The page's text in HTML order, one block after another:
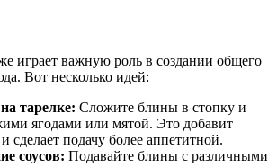
играет важную роль в создании общего
Вот несколько идей:
тарелке: Сложите блины в стопку и
ягодами или мятой. Это добавит
сделает подачу более аппетитной.
соусов: Подавайте блины с различными